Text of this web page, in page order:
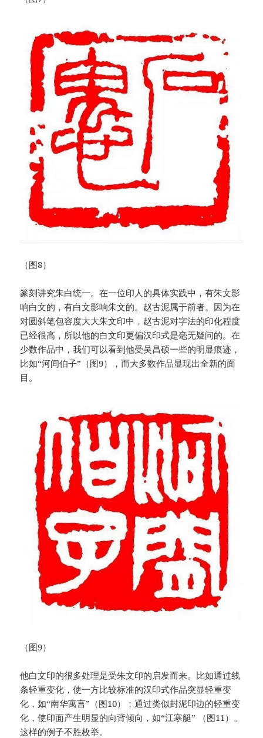
（图8）
篆刻讲究朱白统一。在一位印人的具体实践中，有朱文影
响白文的，有白文影响朱文的。赵古泥属于前者。因为在
对圆斜笔包容度大大朱文印中，赵古泥对字法的印化程度
已经很高，所以他的白文印更偏汉印式是毫无疑问的。在
少数作品中，我们可以看到他受吴昌硕一些的明显痕迹，
比如“河间伯子”（图9），而大多数作品显现出全新的面
目。
（图9）
他白文印的很多处理是受朱文印的启发而来。比如通过线
条轻重变化，使一方比较标准的汉印式作品突显轻重变
化，如“南华寓言”（图10）；通过类似封泥印边的轻重变
化，使印面产生明显的向背倾向，如“江寒艇” （图11）。
这样的例子不胜枚举。